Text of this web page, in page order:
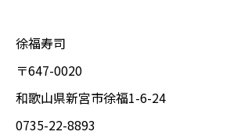
徐福寿司
〒647-0020
和歌山県新宮市徐福1-6-24
0735-22-8893